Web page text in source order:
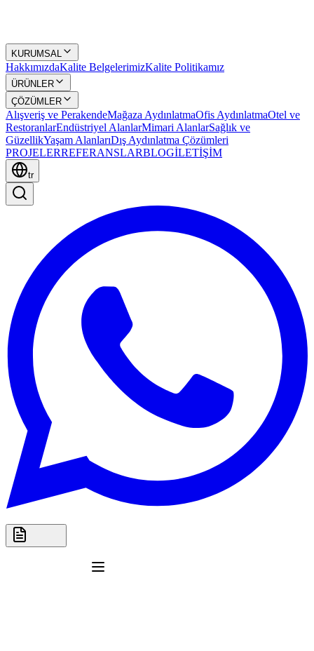
KURUMSAL
HakkımızdaKalite BelgelerimizKalite Politikamız
ÜRÜNLER
ÇÖZÜMLER
Alışveriş ve PerakendeMağaza AydınlatmaOfis AydınlatmaOtel ve
RestoranlarEndüstriyel AlanlarMimari AlanlarSağlık ve
GüzellikYaşam AlanlarıDış Aydınlatma Çözümleri
PROJELERREFERANSLARBLOGİLETİŞİM
tr